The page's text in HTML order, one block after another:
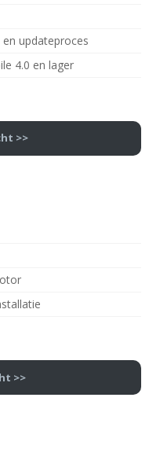
updateproces
4.0 en lager
>>
>>